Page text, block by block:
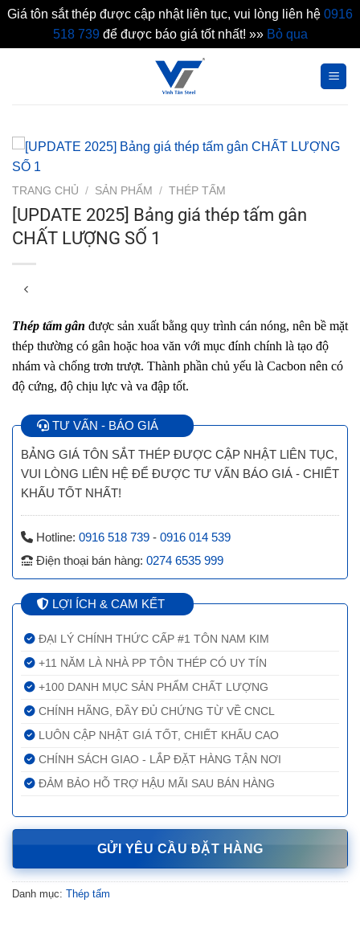
Giá tôn sắt thép được cập nhật liên tục, vui lòng liên hệ 0916
518 739 để được báo giá tốt nhất! »» Bỏ qua
TRANG CHỦ / SẢN PHẨM / THÉP TẤM
[UPDATE 2025] Bảng giá thép tấm gân
CHẤT LƯỢNG SỐ 1
Thép tấm gân được sản xuất bằng quy trình cán nóng, nên bề mặt
thép thường có gân hoặc hoa văn với mục đính chính là tạo độ
nhám và chống trơn trượt. Thành phần chủ yếu là Cacbon nên có
độ cứng, độ chịu lực và va đập tốt.
TƯ VẤN - BÁO GIÁ
BẢNG GIÁ TÔN SẮT THÉP ĐƯỢC CẬP NHẬT LIÊN TỤC,
VUI LÒNG LIÊN HỆ ĐỂ ĐƯỢC TƯ VẤN BÁO GIÁ - CHIẾT
KHẤU TỐT NHẤT!
Hotline: 0916 518 739 - 0916 014 539
Điện thoại bán hàng: 0274 6535 999
LỢI ÍCH & CAM KẾT
ĐẠI LÝ CHÍNH THỨC CẤP #1 TÔN NAM KIM
+11 NĂM LÀ NHÀ PP TÔN THÉP CÓ UY TÍN
+100 DANH MỤC SẢN PHẨM CHẤT LƯỢNG
CHÍNH HÃNG, ĐẦY ĐỦ CHỨNG TỪ VỀ CNCL
LUÔN CẬP NHẬT GIÁ TỐT, CHIẾT KHẤU CAO
CHÍNH SÁCH GIAO - LẮP ĐẶT HÀNG TẬN NƠI
ĐẢM BẢO HỖ TRỢ HẬU MÃI SAU BÁN HÀNG
GỬI YÊU CẦU ĐẶT HÀNG
Danh mục: Thép tấm